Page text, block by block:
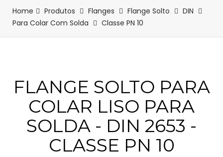
Home Produtos Flanges Flange Solto
DIN
Para Colar Com Solda
Classe PN 10
FLANGE SOLTO PARA
COLAR LISO PARA
SOLDA - DIN 2653 -
CLASSE PN 10